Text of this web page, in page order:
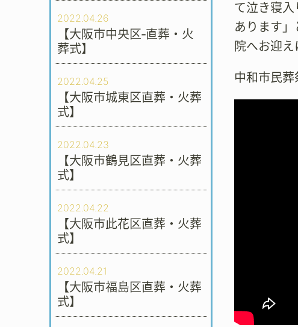
2022.04.26
【大阪市中央区‐直葬・火
葬式】
2022.04.25
【大阪市城東区直葬・火葬
式】
2022.04.23
【大阪市鶴見区直葬・火葬
式】
2022.04.22
【大阪市此花区直葬・火葬
式】
2022.04.21
【大阪市福島区直葬・火葬
式】
て泣き寝
あります
院へお迎え
中和市民葬